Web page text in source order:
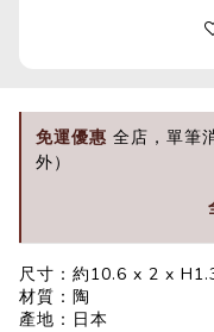
免運優惠 全店，單筆
外）
尺寸：約10.6 x 2 x
材質：陶
產地：日本